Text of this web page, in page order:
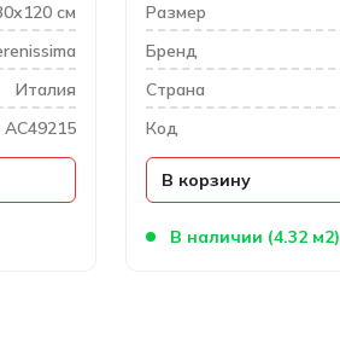
см
Италия
AC49215
В наличии (4.32 м2)
Размер
Бренд
Cтрана
Код
В корзину